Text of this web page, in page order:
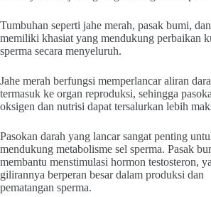
Tumbuhan seperti jahe merah, pasak bumi,
memiliki khasiat yang mendukung perbaikan
sperma secara menyeluruh.
Jahe merah berfungsi memperlancar aliran
termasuk ke organ reproduksi, sehingga
oksigen dan nutrisi dapat tersalurkan lebih
Pasokan darah yang lancar sangat penting
mendukung metabolisme sel sperma. Pasak
membantu menstimulasi hormon testosteron,
gilirannya berperan besar dalam produksi dan
pematangan sperma.